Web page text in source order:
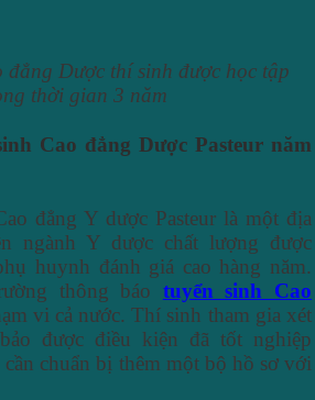
đẳng Dược thí sinh được học tập
thời gian 3 năm
Cao đẳng Dược Pasteur năm
đẳng Y dược Pasteur là một địa
ngành Y dược chất lượng được
huynh đánh giá cao hàng năm.
thông báo tuyển sinh Cao
vi cả nước. Thí sinh tham gia xét
được điều kiện đã tốt nghiệp
chuẩn bị thêm một bộ hồ sơ với